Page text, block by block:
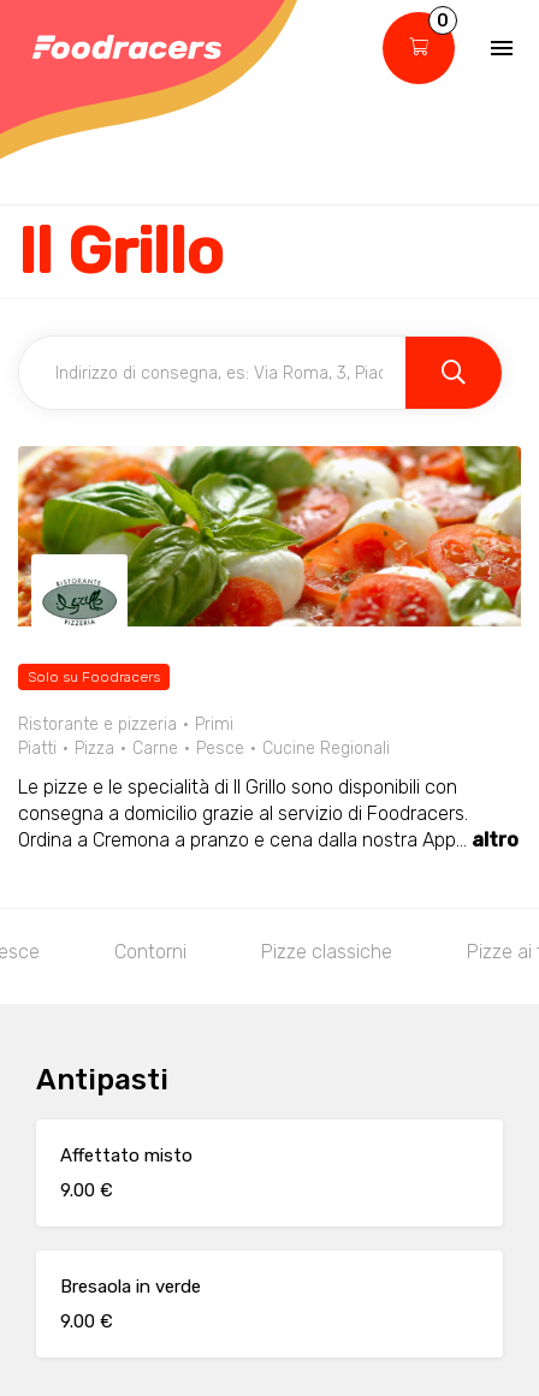
0
Il Grillo
Solo su Foodracers
Ristorante e pizzeria
Primi
Piatti
Pizza Carne Pesce Cucine Regionali
Le pizze e le specialità di Il Grillo sono disponibili con
consegna a domicilio grazie al servizio di Foodracers.
Ordina a Cremona a pranzo e cena dalla nostra App... altro
Contorni Pizze classiche Pizze ai
Antipasti
Affettato misto
9.00 €
Bresaola in verde
9.00 €